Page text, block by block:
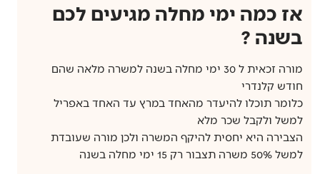
אז כמה ימי מחלה מגיעים לכם
בשנה ?​
מורה זכאית ל 30 ימי מחלה בשנה למשרה מלאה שהם
חודש קלנדרי
כלומר תוכלו להיעדר מהאחד במרץ עד האחד באפריל
למשל ולקבל שכר מלא
הצבירה היא יחסית להיקף המשרה ולכן מורה שעובדת
למשל 50% משרה תצבור רק 15 ימי מחלה בשנה